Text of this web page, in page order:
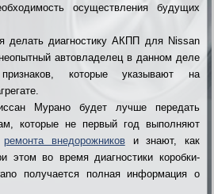
осуществления будущих
делать диагностику АКПП для Nissan
автовладелец в данном деле
которые указывают на
Мурано будет лучше передать
которые не первый год выполняют
ремонта внедорожникови знают, как
этом во время диагностики коробки-
получается полная информация о